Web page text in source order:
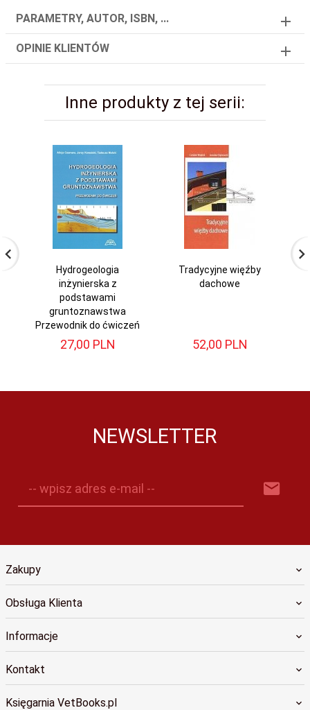
PARAMETRY, AUTOR, ISBN, ...
OPINIE KLIENTÓW
Inne produkty z tej serii:
Hydrogeologia
inżynierska z
podstawami
gruntoznawstwa
Przewodnik do ćwiczeń
27,00 PLN
Tradycyjne więźby
dachowe
52,00 PLN
NEWSLETTER
-- wpisz adres e-mail --
Zakupy
Obsługa Klienta
Informacje
Kontakt
Księgarnia VetBooks.pl